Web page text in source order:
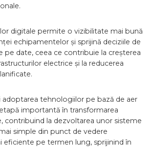
digitale permite o vizibilitate mai bună
echipamentelor și sprijină deciziile de
pe date, ceea ce contribuie la creșterea
electrice și la reducerea
adoptarea tehnologiilor pe bază de aer
importantă în transformarea
contribuind la dezvoltarea unor sisteme
simple din punct de vedere
eficiente pe termen lung, sprijinind în